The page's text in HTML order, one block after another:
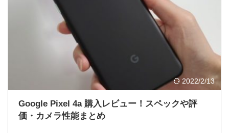
2022/2/13
Google Pixel 4a 購入レビュー！スペックや評
価・カメラ性能まとめ